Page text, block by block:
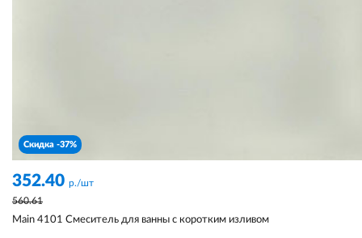
Скидка -37%
352.40 р./шт
560.61
Main 4101 Смеситель для ванны с коротким изливом